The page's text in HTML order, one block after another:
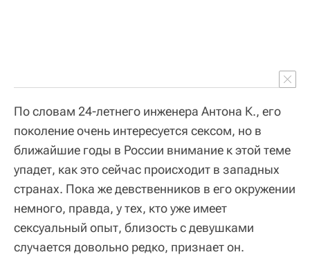
По словам 24-летнего инженера Антона К., его
поколение очень интересуется сексом, но в
ближайшие годы в России внимание к этой теме
упадет, как это сейчас происходит в западных
странах. Пока же девственников в его окружении
немного, правда, у тех, кто уже имеет
сексуальный опыт, близость с девушками
случается довольно редко, признает он.